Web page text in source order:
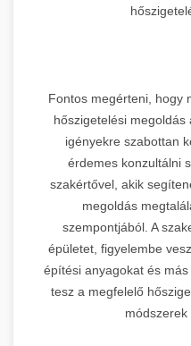
Fontos megérteni, hogy
hőszigetelési
igényekre szabottan
érdemes konzultálni
szakértővel, akik
megoldás
szempontjából. A
épületet, figyelembe
építési anyagokat és
tesz a megfelelő
módszerek